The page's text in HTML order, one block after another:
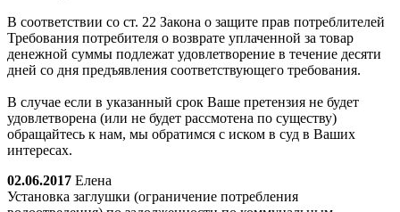
В соответствии со ст. 22 Закона о защите прав потреблителей
Требования потребителя о возврате уплаченной за товар
денежной суммы подлежат удовлетворение в течение десяти
дней со дня предъявления соответствующего требования.
В случае если в указанный срок Ваше претензия не будет
удовлетворена (или не будет рассмотена по существу)
обращайтесь к нам, мы обратимся с иском в суд в Ваших
интересах.
02.06.2017 Елена
Установка заглушки (ограничение потребления